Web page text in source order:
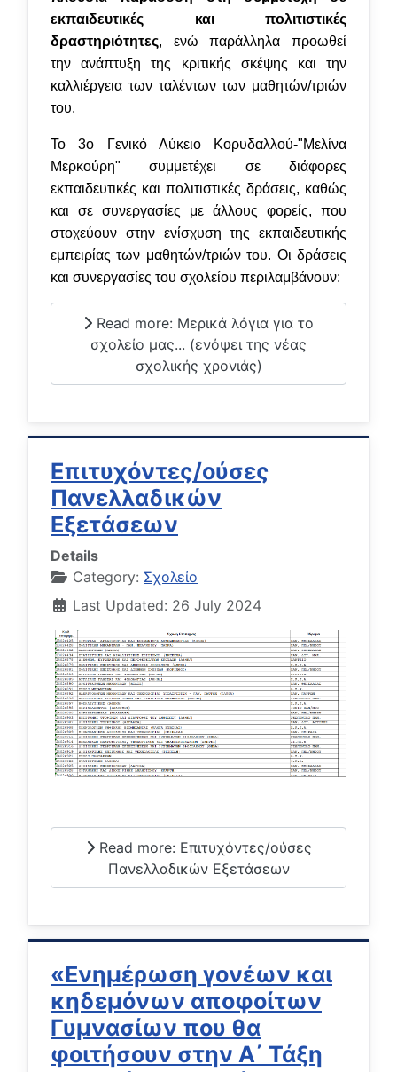
εκπαιδευτικές και πολιτιστικές
δραστηριότητες, ενώ παράλληλα προωθεί
την ανάπτυξη της κριτικής σκέψης και την
καλλιέργεια των ταλέντων των μαθητών/τριών
του.
Το 3ο Γενικό Λύκειο Κορυδαλλού-"Μελίνα
Μερκούρη" συμμετέχει σε διάφορες
εκπαιδευτικές και πολιτιστικές δράσεις, καθώς
και σε συνεργασίες με άλλους φορείς, που
στοχεύουν στην ενίσχυση της εκπαιδευτικής
εμπειρίας των μαθητών/τριών του. Οι δράσεις
και συνεργασίες του σχολείου περιλαμβάνουν:
Read more: Μερικά λόγια για το
σχολείο μας... (ενόψει της νέας
σχολικής χρονιάς)
Επιτυχόντες/ούσες
Πανελλαδικών
Εξετάσεων
Details
Category: Σχολείο
Last Updated: 26 July 2024
Read more: Επιτυχόντες/ούσες
Πανελλαδικών Εξετάσεων
«Ενημέρωση γονέων και
κηδεμόνων αποφοίτων
Γυμνασίων που θα
φοιτήσουν στην Α΄ Τάξη